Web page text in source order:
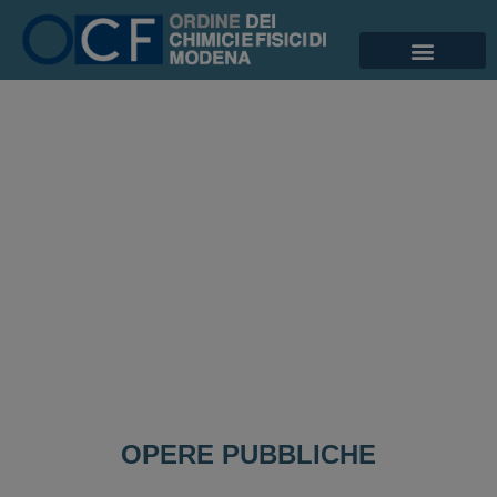
OPERE PUBBLICHE